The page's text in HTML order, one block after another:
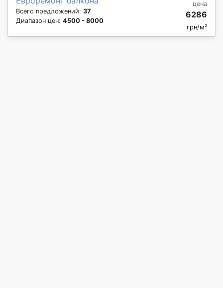
Всего предложений: 37
Диапазон цен: 4500 - 8000
цена
6286
грн/м²